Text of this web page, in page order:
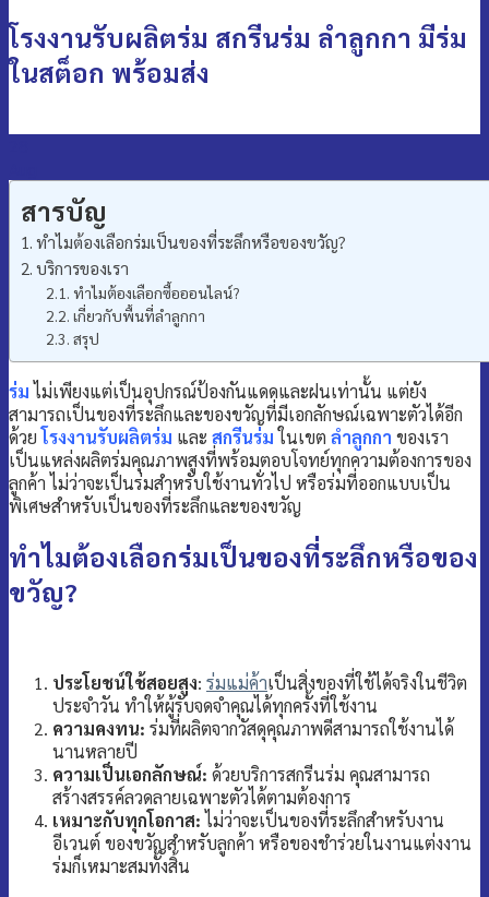
โรงงานรับผลิตร่ม สกรีนร่ม ลำลูกกา มีร่ม
ในสต็อก พร้อมส่ง
สารบัญ
ทำไมต้องเลือกร่มเป็นของที่ระลึกหรือของขวัญ?
บริการของเรา
ทำไมต้องเลือกซื้อออนไลน์?
เกี่ยวกับพื้นที่ลำลูกกา
สรุป
ร่ม ไม่เพียงแต่เป็นอุปกรณ์ป้องกันแดดและฝนเท่านั้น แต่ยัง
สามารถเป็นของที่ระลึกและของขวัญที่มีเอกลักษณ์เฉพาะตัวได้อีก
ด้วยโรงงานรับผลิตร่ม และ สกรีนร่มในเขต ลำลูกกา ของเรา
เป็นแหล่งผลิตร่มคุณภาพสูงที่พร้อมตอบโจทย์ทุกความต้องการของ
ลูกค้า ไม่ว่าจะเป็นร่มสำหรับใช้งานทั่วไป หรือร่มที่ออกแบบเป็น
พิเศษสำหรับเป็นของที่ระลึกและของขวัญ
ทำไมต้องเลือกร่มเป็นของที่ระลึกหรือของ
ขวัญ?
ประโยชน์ใช้สอยสูง: ร่มแม่ค้าเป็นสิ่งของที่ใช้ได้จริงในชีวิต
ประจำวัน ทำให้ผู้รับจดจำคุณได้ทุกครั้งที่ใช้งาน
ความคงทน: ร่มที่ผลิตจากวัสดุคุณภาพดีสามารถใช้งานได้
นานหลายปี
ความเป็นเอกลักษณ์: ด้วยบริการสกรีนร่ม คุณสามารถ
สร้างสรรค์ลวดลายเฉพาะตัวได้ตามต้องการ
เหมาะกับทุกโอกาส:ไม่ว่าจะเป็นของที่ระลึกสำหรับงาน
อีเวนต์ ของขวัญสำหรับลูกค้า หรือของชำร่วยในงานแต่งงาน
ร่มก็เหมาะสมทั้งสิ้น